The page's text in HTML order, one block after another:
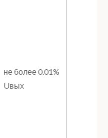
не более 0.01%
Uвых